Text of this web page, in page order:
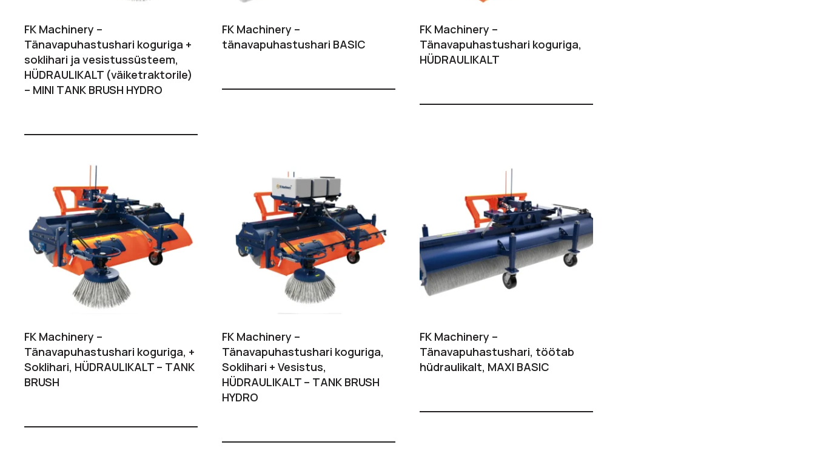
FK Machinery –
Tänavapuhastushari koguriga +
soklihari ja vesistussüsteem,
HÜDRAULIKALT (väiketraktorile)
– MINI TANK BRUSH HYDRO
FK Machinery –
tänavapuhastushari BASIC
FK Machinery –
Tänavapuhastushari koguriga,
HÜDRAULIKALT
FK Machinery –
Tänavapuhastushari koguriga, +
Soklihari, HÜDRAULIKALT – TANK
BRUSH
FK Machinery –
Tänavapuhastushari koguriga,
Soklihari + Vesistus,
HÜDRAULIKALT – TANK BRUSH
HYDRO
FK Machinery –
Tänavapuhastushari, töötab
hüdraulikalt, MAXI BASIC